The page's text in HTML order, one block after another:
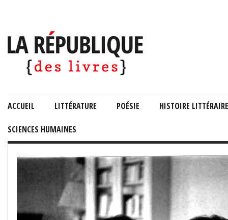
ACCUEIL LITTÉRATURE POÉSIE HISTOIRE LITTÉRAIRE
SCIENCES HUMAINES